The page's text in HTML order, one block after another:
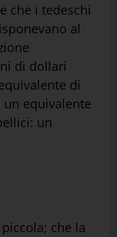
che i tedeschi
al
di dollari
di
equivalente
un
che la